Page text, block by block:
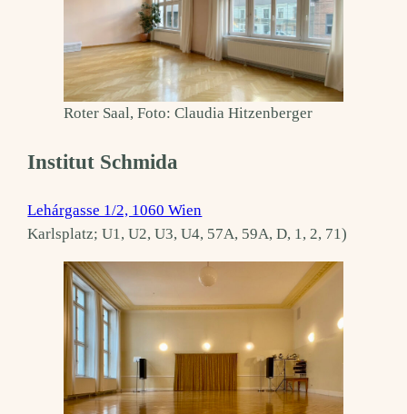
Roter Saal, Foto: Claudia Hitzenberger
Institut Schmida
Lehárgasse 1/2, 1060 Wien
Karlsplatz; U1, U2, U3, U4, 57A, 59A, D, 1, 2, 71)